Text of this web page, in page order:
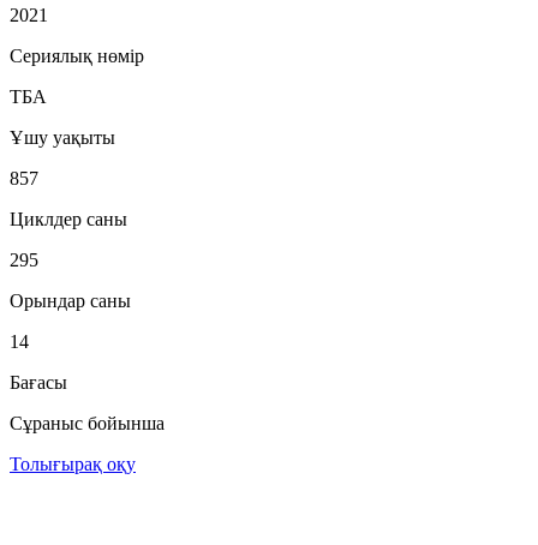
2021
Сериялық нөмір
ТБА
Ұшу уақыты
857
Циклдер саны
295
Орындар саны
14
Бағасы
Сұраныс бойынша
Толығырақ оқу